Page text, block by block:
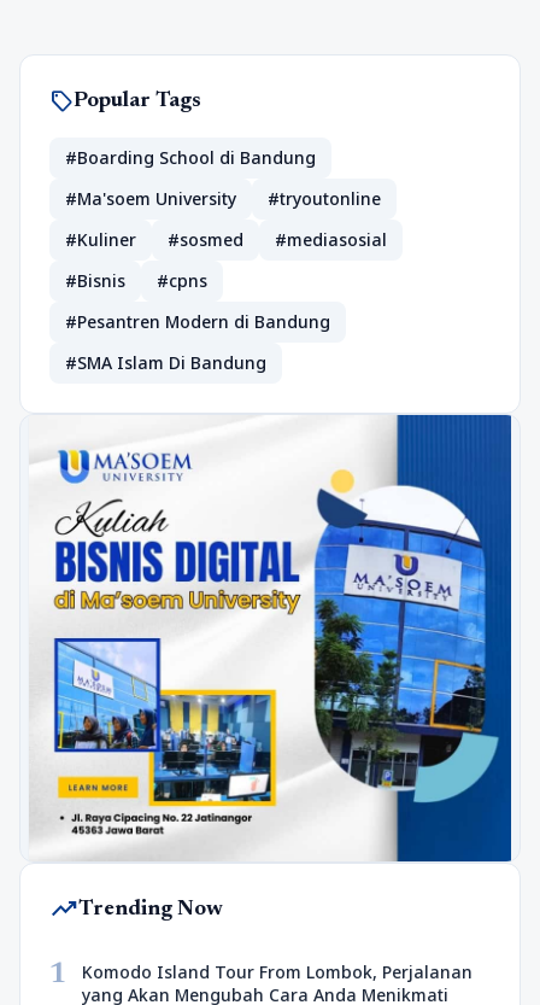
sellPopular Tags
#Boarding School di Bandung
#Ma'soem University
#tryoutonline
#Kuliner
#sosmed
#mediasosial
#Bisnis
#cpns
#Pesantren Modern di Bandung
#SMA Islam Di Bandung
trending_upTrending Now
1
Komodo Island Tour From Lombok, Perjalanan
yang Akan Mengubah Cara Anda Menikmati